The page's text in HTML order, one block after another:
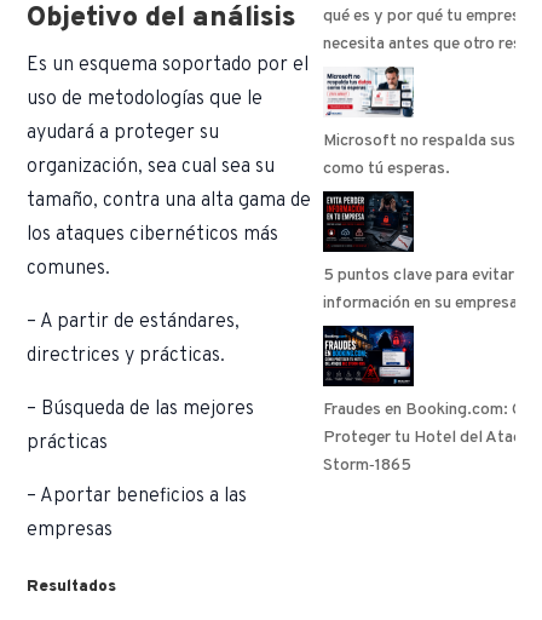
Objetivo del análisis
Es un esquema soportado por el
uso de metodologías que le
ayudará a proteger su
organización, sea cual sea su
tamaño, contra una alta gama de
los ataques cibernéticos más
comunes.​
– A partir de estándares,
directrices y prácticas.
– Búsqueda de las mejores
prácticas
– Aportar beneficios a las
empresas
Resultados
qué es y por qué tu empresa
necesita antes que otro
Microsoft no respalda sus
como tú esperas.
5 puntos clave para evitar
información en su empresa
Fraudes en Booking.com:
Proteger tu Hotel del Ataque
Storm‑1865